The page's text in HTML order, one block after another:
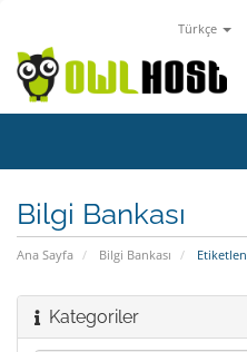
Türkçe
Bilgi Bankası
Ana Sayfa Bilgi Bankası
Kategoriler